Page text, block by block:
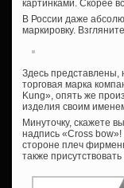
картинками. Скорее
В России даже
маркировку.
Здесь
торговая марка
Kung», опять же
изделия своим
Минуточку, скажете
надпись «Cross
стороне плеч
также